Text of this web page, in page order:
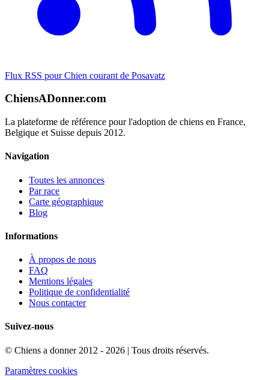
Flux RSS pour Chien courant de Posavatz
ChiensADonner.com
La plateforme de référence pour l'adoption de chiens en France,
Belgique et Suisse depuis 2012.
Navigation
Toutes les annonces
Par race
Carte géographique
Blog
Informations
À propos de nous
FAQ
Mentions légales
Politique de confidentialité
Nous contacter
Suivez-nous
© Chiens a donner 2012 - 2026 | Tous droits réservés.
Paramètres cookies